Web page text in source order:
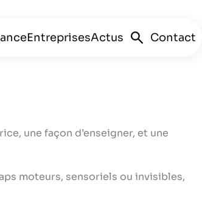
EntreprisesActus Contact
une façon d’enseigner, et une
moteurs, sensoriels ou invisibles,